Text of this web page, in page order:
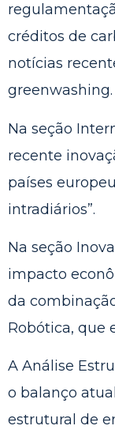
créditos de
notícias
greenwashing.
Na seção
recente
países
intradiários”.
Na seção
impacto
da
Robótica, que
A Análise
o balanço
estrutural de